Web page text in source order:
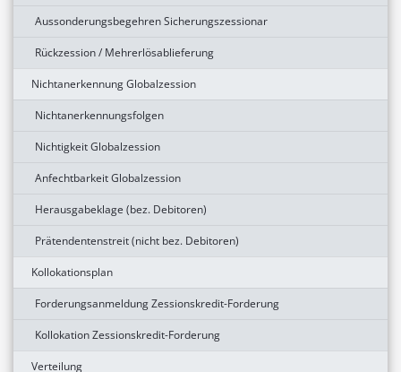
Aussonderungsbegehren Sicherungszessionar
Rückzession / Mehrerlösablieferung
Nichtanerkennung Globalzession
Nichtanerkennungsfolgen
Nichtigkeit Globalzession
Anfechtbarkeit Globalzession
Herausgabeklage (bez. Debitoren)
Prätendentenstreit (nicht bez. Debitoren)
Kollokationsplan
Forderungsanmeldung Zessionskredit-Forderung
Kollokation Zessionskredit-Forderung
Verteilung